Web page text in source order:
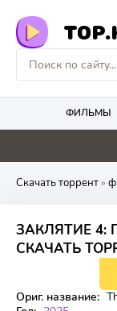
ФИЛЬМЫ
4.8
Скачать торрент»
ЗАКЛЯТИЕ 4:
СКАЧАТЬ
Ориг. название: